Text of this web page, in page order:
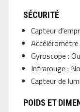
SÉCURITÉ
Capteur
Gyroscope :
Infrarouge :
Capteur de
POIDS ET